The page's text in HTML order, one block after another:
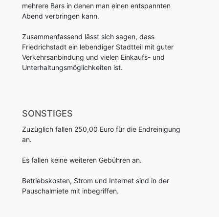
mehrere Bars in denen man einen entspannten
Abend verbringen kann.
Zusammenfassend lässt sich sagen, dass
Friedrichstadt ein lebendiger Stadtteil mit guter
Verkehrsanbindung und vielen Einkaufs- und
Unterhaltungsmöglichkeiten ist.
SONSTIGES
Zuzüglich fallen 250,00 Euro für die Endreinigung
an.
Es fallen keine weiteren Gebühren an.
Betriebskosten, Strom und Internet sind in der
Pauschalmiete mit inbegriffen.